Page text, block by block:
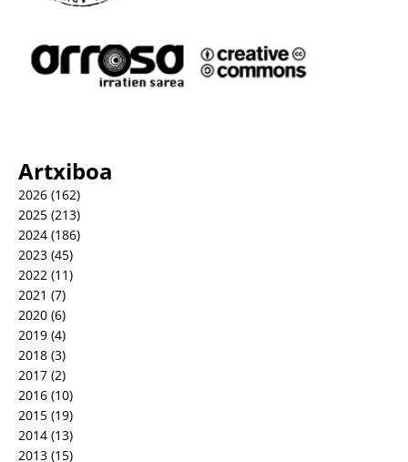
Artxiboa
2026 (162)
2025 (213)
2024 (186)
2023 (45)
2022 (11)
2021 (7)
2020 (6)
2019 (4)
2018 (3)
2017 (2)
2016 (10)
2015 (19)
2014 (13)
2013 (15)